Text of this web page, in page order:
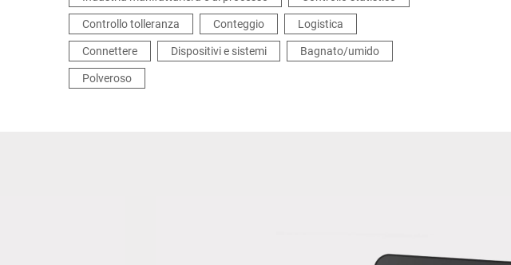
Controllo tolleranza
Conteggio
Logistica
Connettere
Dispositivi e sistemi
Bagnato/umido
Polveroso